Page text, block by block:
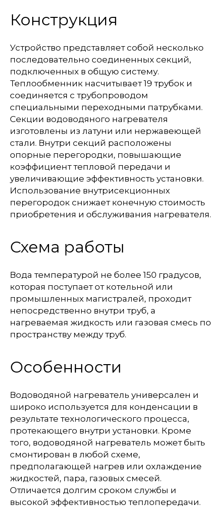
Конструкция
Устройство представляет собой несколько
последовательно соединенных секций,
подключенных в общую систему.
Теплообменник насчитывает 19 трубок и
соединяется с трубопроводом
специальными переходными патрубками.
Секции водоводяного нагревателя
изготовлены из латуни или нержавеющей
стали. Внутри секций расположены
опорные перегородки, повышающие
коэффициент тепловой передачи и
увеличивающие эффективность установки.
Использование внутрисекционных
перегородок снижает конечную стоимость
приобретения и обслуживания нагревателя.
Схема работы
Вода температурой не более 150 градусов,
которая поступает от котельной или
промышленных магистралей, проходит
непосредственно внутри труб, а
нагреваемая жидкость или газовая смесь по
пространству между труб.
Особенности
Водоводяной нагреватель универсален и
широко используется для конденсации в
результате технологического процесса,
протекающего внутри установки. Кроме
того, водоводяной нагреватель может быть
смонтирован в любой схеме,
предполагающей нагрев или охлаждение
жидкостей, пара, газовых смесей.
Отличается долгим сроком службы и
высокой эффективностью теплопередачи.